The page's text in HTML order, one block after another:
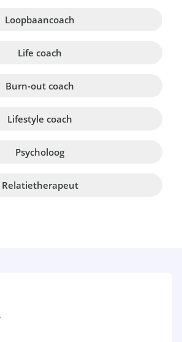
Loopbaancoach
Life coach
Burn-out coach
Lifestyle coach
Psycholoog
Relatietherapeut